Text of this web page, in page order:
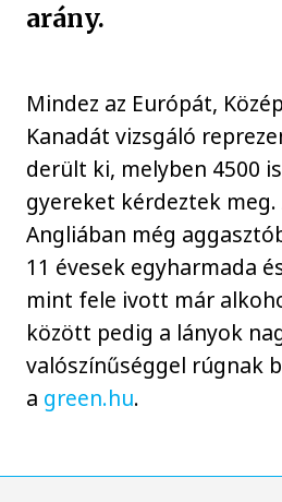
arány.
Mindez az Európát,
Kanadát vizsgáló
derült ki, melyben 4500
gyereket kérdeztek
Angliában még
11 évesek egyharmada
mint fele ivott már
között pedig a lányok
valószínűséggel rúgnak
a green.hu.